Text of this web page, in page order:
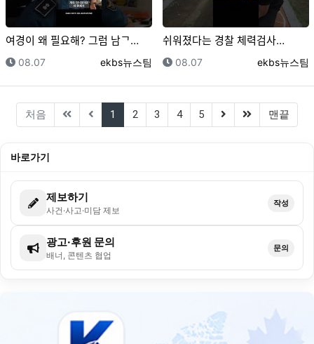
여경이 왜 필요해? 그럼 남ᄀ…
등록일
08.07 등록자
ekbs뉴스팀
쉬워졌다는 경찰 체력검사…
등록일
08.07 등록자
ekbs뉴스팀
처음 1 (current)
2 3 4 5 (next)(last)맨끝
바로가기
제보하기
사건·사고·미담 제보
작성
광고·후원 문의
배너, 콘텐츠 협업
문의